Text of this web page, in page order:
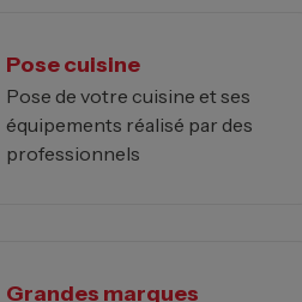
Pose cuisine
Pose de votre cuisine et ses
équipements réalisé par des
professionnels
Grandes marques